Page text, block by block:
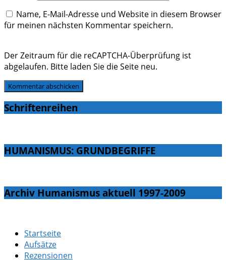
Name, E-Mail-Adresse und Website in diesem Browser
für meinen nächsten Kommentar speichern.
Der Zeitraum für die reCAPTCHA-Überprüfung ist
abgelaufen. Bitte laden Sie die Seite neu.
Schriftenreihen
HUMANISMUS: GRUNDBEGRIFFE
Archiv Humanismus aktuell 1997-2009
Startseite
Aufsätze
Rezensionen